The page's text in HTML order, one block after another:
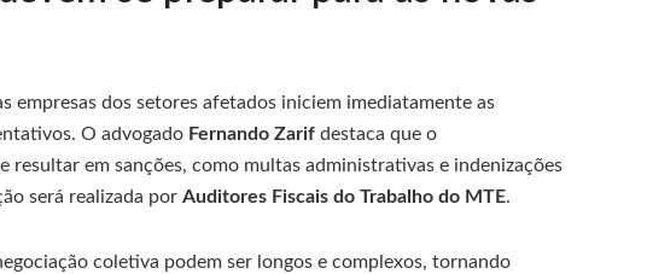
empresas dos setores afetados iniciem imediatamente as
O advogado Fernando Zarif destaca que o
resultar em sanções, como multas administrativas e indenizações
será realizada por Auditores Fiscais do Trabalho do MTE.
coletiva podem ser longos e complexos, tornando